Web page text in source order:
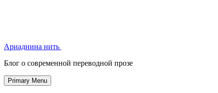
Ариаднина нить
Блог о современной переводной прозе
Primary Menu